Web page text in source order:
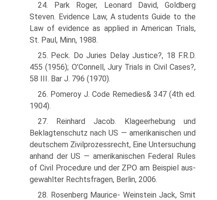
24. Park Roger, Leonard David, Goldberg
Steven. Evidence Law, A students Guide to the
Law of evidence as applied in American Trials,
St. Paul, Minn, 1988.
25. Peck. Do Juries Delay Justice?, 18 F.R.D.
455 (1956); O’Connell, Jury Trials in Civil Cases?,
58 III. Bar J. 796 (1970).
26. Pomeroy J. Code Remedies& 347 (4th ed.
1904).
27. Reinhard Jacob. Klageerhebung und
Beklagtenschutz nach US — amerikanischen und
deutschem Zivilprozessrecht, Eine Untersuchung
anhand der US — amerikanischen Federal Rules
of Civil Procedure und der ZPO am Beispiel aus-
gewahlter Rechtsfragen, Berlin, 2006.
28. Rosenberg Maurice- Weinstein Jack, Smit